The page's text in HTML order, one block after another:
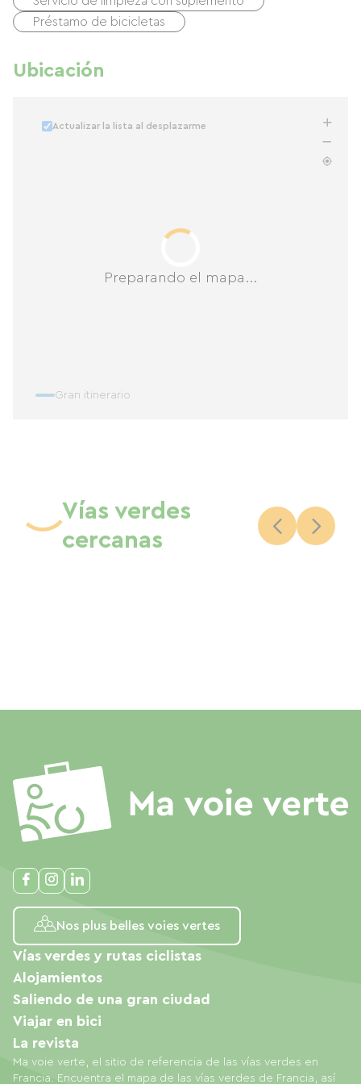
Préstamo de bicicletas
Ubicación
Preparando el mapa...
Actualizar la lista al desplazarme
Gran itinerario
Vías verdes
cercanas
Nos plus belles voies vertes
Ma voie verte, el sitio de referencia de las vías verdes en
Francia. Encuentra el mapa de las vías verdes de Francia, así
Vías verdes y rutas ciclistas
Alojamientos
Saliendo de una gran ciudad
Viajar en bici
La revista